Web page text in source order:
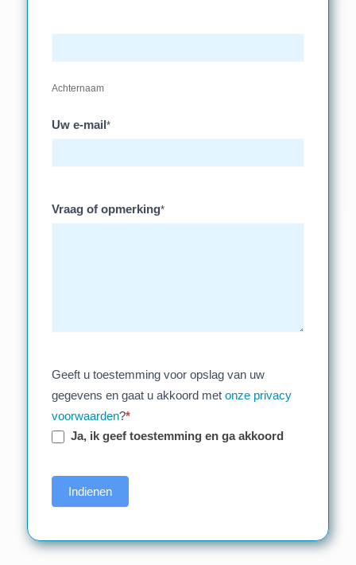
Achternaam
Uw e-mail *
Vraag of opmerking*
Geeft u toestemming voor opslag van uw
gegevens en gaat u akkoord met onze privacy
voorwaarden?*
Ja, ik geef toestemming en ga akkoord
Indienen